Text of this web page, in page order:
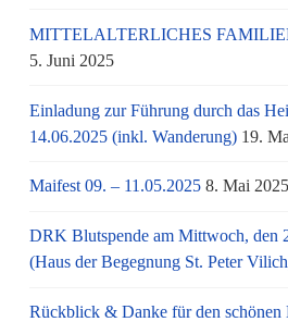
MITTELALTERLICHES
5. Juni 2025
Einladung zur Führung durch das
14.06.2025 (inkl. Wanderung) 19.
Maifest 09. – 11.05.2025 8. Mai 2025
DRK Blutspende am Mittwoch, den
(Haus der Begegnung St. Peter
Rückblick & Danke für den schönen